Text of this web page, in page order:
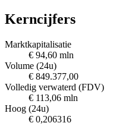
Kerncijfers
Marktkapitalisatie
€ 94,60 mln
Volume (24u)
€ 849.377,00
Volledig verwaterd (FDV)
€ 113,06 mln
Hoog (24u)
€ 0,206316